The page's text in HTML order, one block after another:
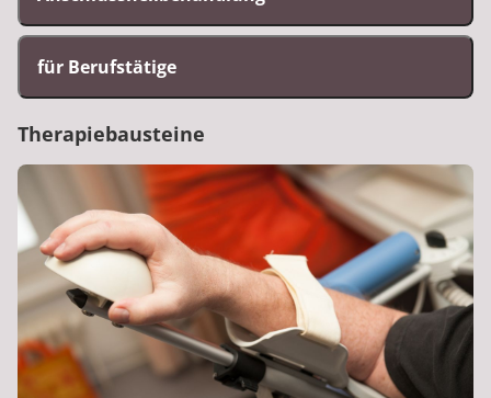
für Berufstätige
Therapiebausteine